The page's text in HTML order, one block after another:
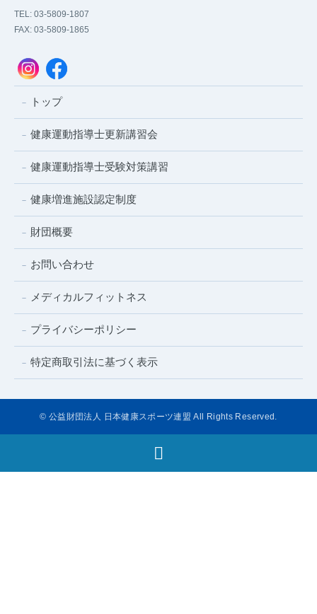
TEL: 03-5809-1807
FAX: 03-5809-1865
トップ
健康運動指導士更新講習会
健康運動指導士受験対策講習
健康増進施設認定制度
財団概要
お問い合わせ
メディカルフィットネス
プライバシーポリシー
特定商取引法に基づく表示
© 公益財団法人 日本健康スポーツ連盟 All Rights Reserved.